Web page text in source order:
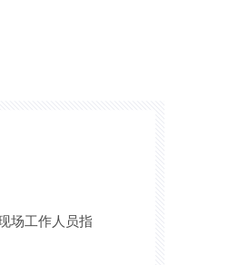
场工作人员指